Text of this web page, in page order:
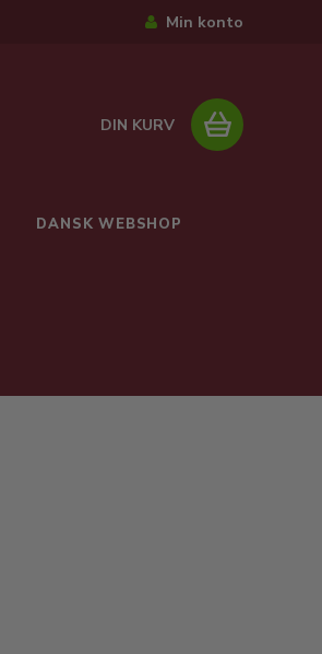
Min konto
DIN KURV
DANSK WEBSHOP